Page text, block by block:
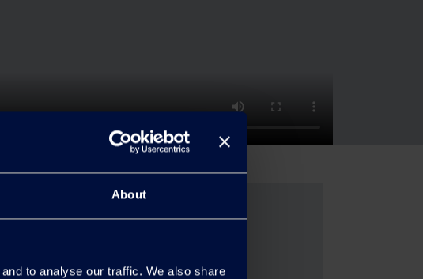
About
to analyse our traffic. We also share